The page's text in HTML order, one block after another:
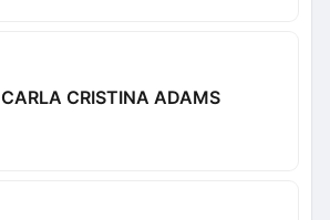
CARLA CRISTINA ADAMS